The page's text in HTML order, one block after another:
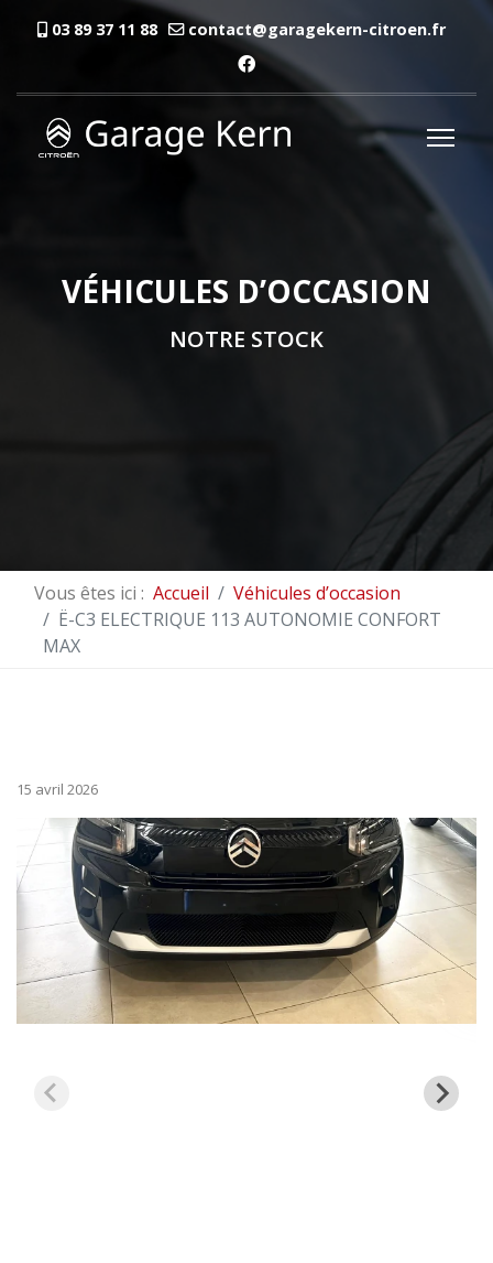
03 89 37 11 88 contact@garagekern-citroen.fr
VÉHICULES D’OCCASION
NOTRE STOCK
Vous êtes ici : Accueil
Véhicules d’occasion
Ë-C3 ELECTRIQUE 113 AUTONOMIE CONFORT
MAX
15 avril 2026